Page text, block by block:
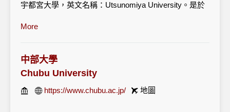
宇都宮大學，英文名稱：Utsunomiya University。是於
學的簡稱為“宇大”。宇都宮大學設有國際學部包括國際
生物生產科學科、農業環境工學科、農業經濟學科、森
林科學科、工學部包括機械系統工學科、電氣電子工學
國際學研究科包括國際社會研究專攻、國際文化研究專
More
中部大學
Chubu University
https://www.chubu.ac.jp/ 地圖